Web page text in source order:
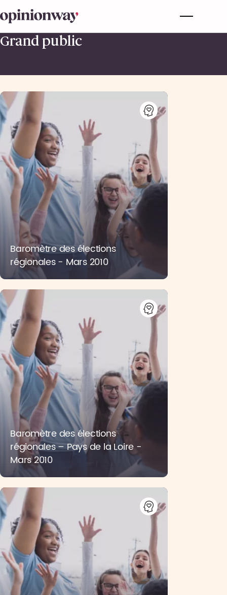
Grand public
Baromètre des élections
régionales - Mars 2010
Baromètre des élections
régionales – Pays de la Loire -
Mars 2010